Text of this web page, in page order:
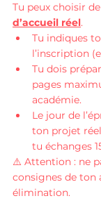
Tu peux choisir
d’accueil réel.
Tu indiques
l’inscription
Tu dois
pages
académie.
Le jour de
ton projet
tu échanges
⚠️ Attention : ne
consignes de ton
élimination.